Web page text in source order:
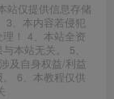
站仅提供信息存储
3、本内容若侵犯
！ 4、本站全资
本站无关。 5、
及自身权益/利益
6、本教程仅供